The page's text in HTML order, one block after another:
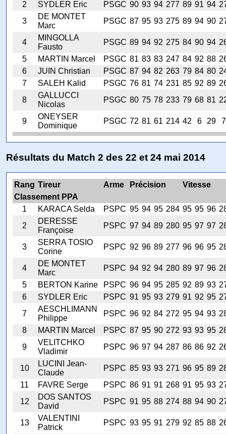
2 SYDLER Eric PSGC 90 93 94 277 89 91 94
3
DE MONTET
Marc
PSGC 87 95 93 275 89 94 90
4
MINGOLLA
Fausto
PSGC 89 94 92 275 84 90 94
5
MARTIN Marcel PSGC 81 83 83 247 84 92 88
6
JUIN Christian PSGC 87 94 82 263 79 84 80
7
SALEH Kalid PSGC 76 81 74 231 85 92 89
8
GALLUCCI
Nicolas
PSGC 80 75 78 233 79 68 81
9
ONEYSER
Dominique
PSGC 72 81 61 214 42 6 29
Résultats du Match 2 des 22 et 24 mai 2014
Rang Tireur Arme Précision
Vitesse
Classement PPA
1
KARACA Selda PSPC 95 94 95 284 95 95 96
2
DERESSE
Françoise
PSPC 97 94 89 280 95 97 97
3
SERRA TOSIO
Corine
PSPC 92 96 89 277 96 96 95
4
DE MONTET
Marc
PSPC 94 92 94 280 89 97 96
5
BERTON Karine PSPC 96 94 95 285 92 89 93
6
SYDLER Eric PSPC 91 95 93 279 91 92 95
7
AESCHLIMANN
Philippe
PSPC 96 92 84 272 95 94 93
8
MARTIN Marcel PSPC 87 95 90 272 93 93 95
9
VELITCHKO
Vladimir
PSPC 96 97 94 287 86 86 92
10
LUCINI Jean-
Claude
PSPC 85 93 93 271 96 95 89
11
FAVRE Serge PSPC 86 91 91 268 91 95 93
12
DOS SANTOS
David
PSPC 91 95 88 274 88 94 90
13
VALENTINI
Patrick
PSPC 93 95 91 279 92 85 88